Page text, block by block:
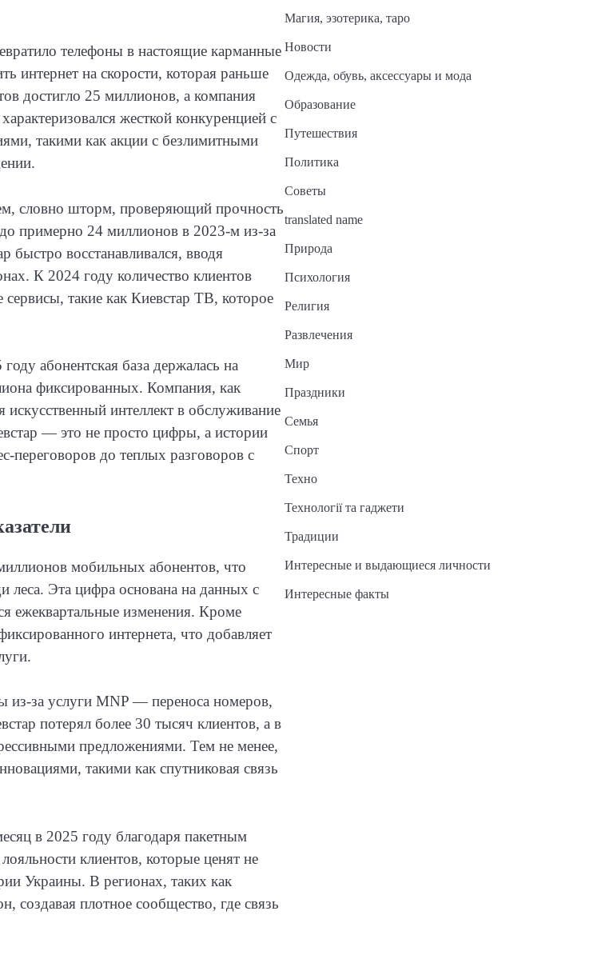
телефоны в настоящие карманные
интернет на скорости, которая раньше
достигло 25 миллионов, а компания
жесткой конкуренцией с
такими как акции с безлимитными
словно шторм, проверяющий прочность
примерно 24 миллионов в 2023-м из-за
восстанавливался, вводя
К 2024 году количество клиентов
такие как Киевстар ТВ, которое
абонентская база держалась на
фиксированных. Компания, как
интеллект в обслуживание
— это не просто цифры, а истории
переговоров до теплых разговоров с
мобильных абонентов, что
леса. Эта цифра основана на данных с
ежеквартальные изменения. Кроме
интернета, что добавляет
из-за услуги MNP — переноса номеров,
потерял более 30 тысяч клиентов, а в
предложениями. Тем не менее,
такими как спутниковая связь
в 2025 году благодаря пакетным
клиентов, которые ценят не
Украины. В регионах, таких как
плотное сообщество, где связь
Магия, эзотерика, таро
Новости
Одежда, обувь, аксессуары и мода
Образование
Путешествия
Политика
Советы
translated name
Природа
Психология
Религия
Развлечения
Мир
Праздники
Семья
Спорт
Техно
Технології та гаджети
Традиции
Интересные и выдающиеся личности
Интересные факты